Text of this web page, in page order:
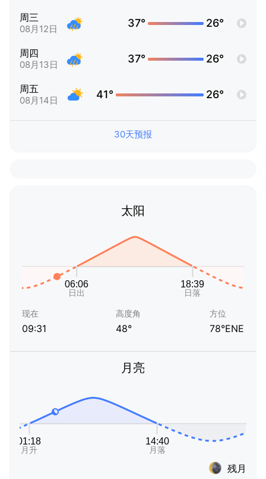
周三
08月12日 37° 26°
周四
08月13日 37° 26°
周五
08月14日 41° 26°
30天预报
太阳
现在
09:31
高度角
48°
方位
78°ENE
月亮
残月